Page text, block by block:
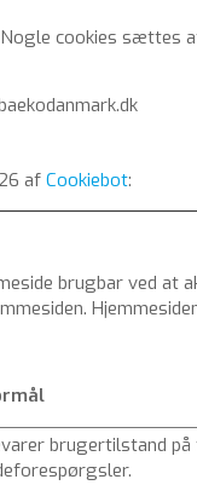
cookies sættes
afCookiebot:
brugbar ved
brugertilstand